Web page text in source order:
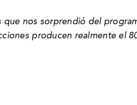
que nos sorprendió del
producen realmente el